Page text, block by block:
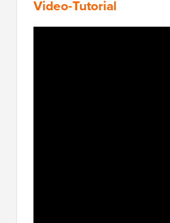
Video-Tutorial